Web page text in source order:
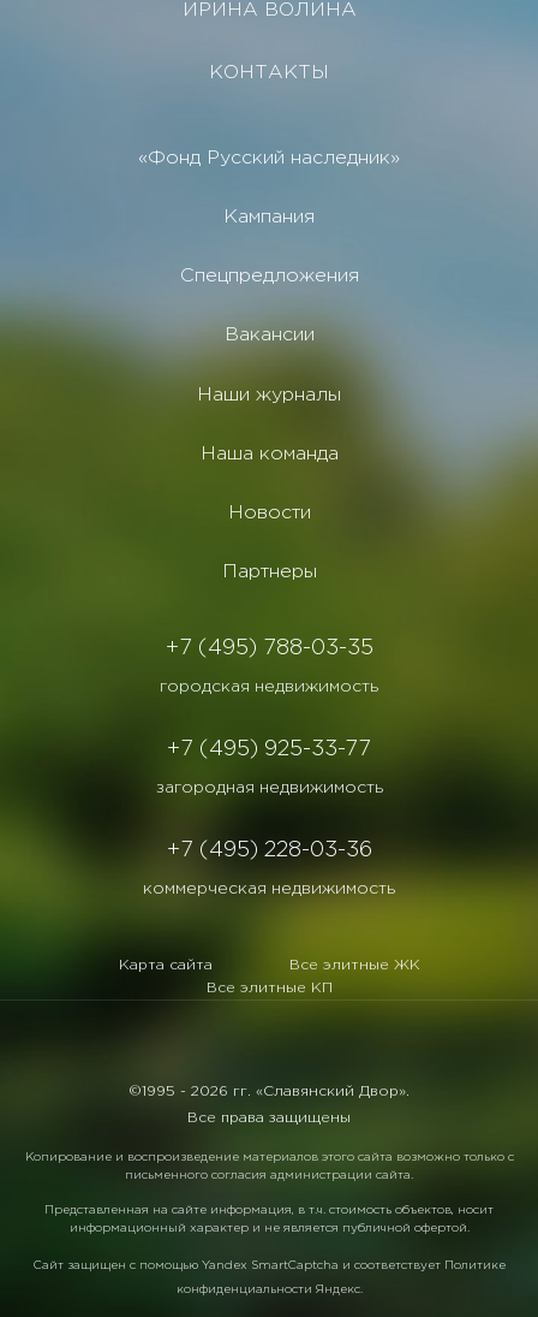
ИРИНА ВОЛИНА
КОНТАКТЫ
«Фонд Русский наследник»
Кампания
Спецпредложения
Вакансии
Наши журналы
Наша команда
Новости
Партнеры
+7 (495) 788-03-35
городская недвижимость
+7 (495) 925-33-77
загородная недвижимость
+7 (495) 228-03-36
коммерческая недвижимость
Карта сайта
Все элитные ЖК
Все элитные КП
©1995 - 2026 гг. «Славянский Двор».
Все права защищены
Копирование и воспроизведение материалов этого сайта возможно только с
письменного согласия администрации сайта.
Представленная на сайте информация, в т.ч. стоимость объектов, носит
информационный характер и не является публичной офертой.
Сайт защищен с помощью Yandex SmartCaptcha и соответствует Политике
конфиденциальности Яндекс.